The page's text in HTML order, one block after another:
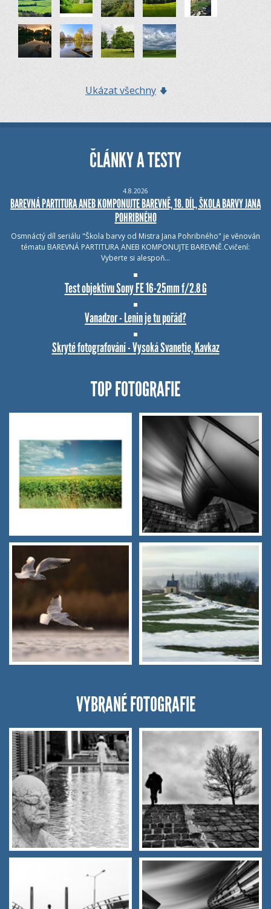
Ukázat všechny
ČLÁNKY A TESTY
4.8.2026
BAREVNÁ PARTITURA ANEB KOMPONUJTE BAREVNĚ, 18. DÍL, ŠKOLA BARVY JANA
POHRIBNÉHO
Osmnáctý díl seriálu "Škola barvy od Mistra Jana Pohribného" je věnován
tématu BAREVNÁ PARTITURA ANEB KOMPONUJTE BAREVNĚ.Cvičení:
Vyberte si alespoň…
Test objektivu Sony FE 16-25mm f/2.8 G
Vanadzor - Lenin je tu pořád?
Skryté fotografování - Vysoká Svanetie, Kavkaz
TOP FOTOGRAFIE
VYBRANÉ FOTOGRAFIE